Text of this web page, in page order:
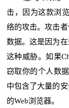
击，因为这款浏
络的攻击。攻击
数据。这是因为
这种威胁。如果
窃取你的个人数
中包含了大量的
的Web浏览器。